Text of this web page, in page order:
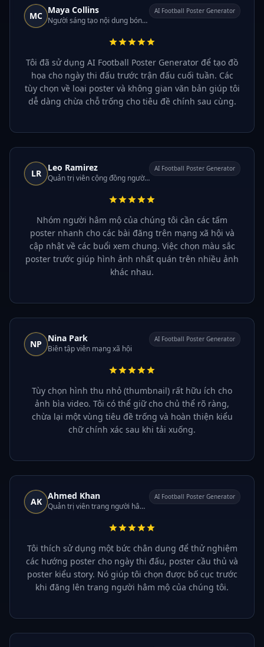
MC
Maya Collins
Người sáng tạo nội dung bóng đá
AI Football Poster Generator
Tôi đã sử dụng AI Football Poster Generator để tạo đồ
họa cho ngày thi đấu trước trận đấu cuối tuần. Các
tùy chọn về loại poster và không gian văn bản giúp tôi
dễ dàng chừa chỗ trống cho tiêu đề chính sau cùng.
LR
Leo Ramirez
Quản trị viên cộng đồng người hâm mộ
AI Football Poster Generator
Nhóm người hâm mộ của chúng tôi cần các tấm
poster nhanh cho các bài đăng trên mạng xã hội và
cập nhật về các buổi xem chung. Việc chọn màu sắc
poster trước giúp hình ảnh nhất quán trên nhiều ảnh
khác nhau.
NP
Nina Park
Biên tập viên mạng xã hội
AI Football Poster Generator
Tùy chọn hình thu nhỏ (thumbnail) rất hữu ích cho
ảnh bìa video. Tôi có thể giữ cho chủ thể rõ ràng,
chừa lại một vùng tiêu đề trống và hoàn thiện kiểu
chữ chính xác sau khi tải xuống.
AK
Ahmed Khan
Quản trị viên trang người hâm mộ bóng đá
AI Football Poster Generator
Tôi thích sử dụng một bức chân dung để thử nghiệm
các hướng poster cho ngày thi đấu, poster cầu thủ và
poster kiểu story. Nó giúp tôi chọn được bố cục trước
khi đăng lên trang người hâm mộ của chúng tôi.